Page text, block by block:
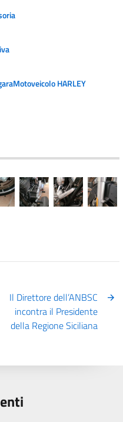
HARLEY
Il Direttore dell’ANBSC
incontra il Presidente
della Regione Siciliana